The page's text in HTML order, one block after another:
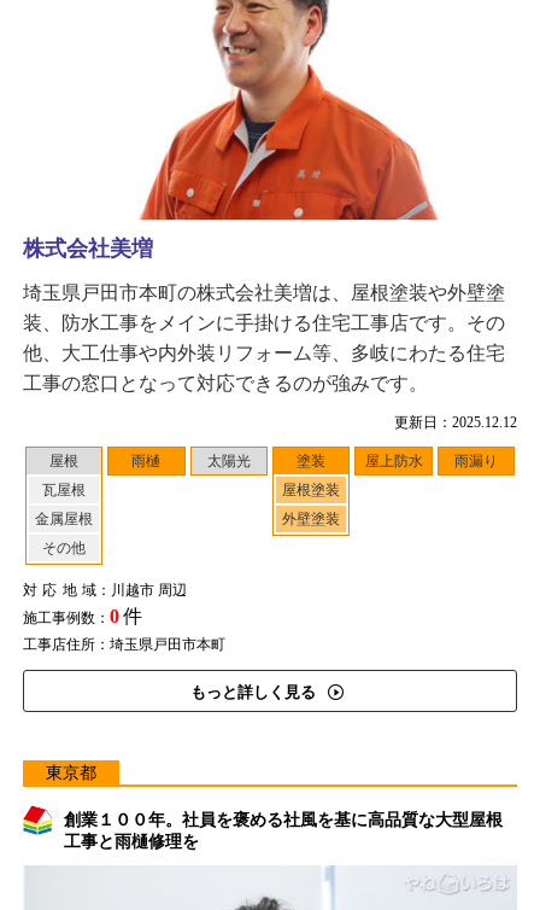
更新日：2025.12.12
屋根
瓦屋根
金属屋根
その他
雨樋 太陽光
塗装
屋根塗装
外壁塗装
屋上防水 雨漏り
対応地域：川越市 周辺
施工事例数： 0件
工事店住所：埼玉県戸田市本町
もっと詳しく見る
株式会社美増
埼玉県戸田市本町の株式会社美増は、屋根塗装や外壁塗
装、防水工事をメインに手掛ける住宅工事店です。その
他、大工仕事や内外装リフォーム等、多岐にわたる住宅
工事の窓口となって対応できるのが強みです。
東京都
創業１００年。社員を褒める社風を基に高品質な大型屋根
工事と雨樋修理を